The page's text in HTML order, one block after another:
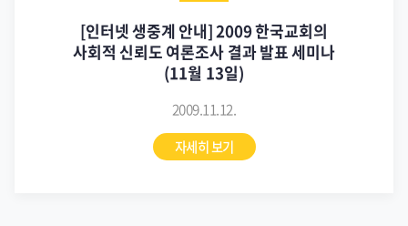
[인터넷 생중계 안내] 2009 한국교회의
사회적 신뢰도 여론조사 결과 발표 세미나
(11월 13일)
2009.11.12.
자세히 보기